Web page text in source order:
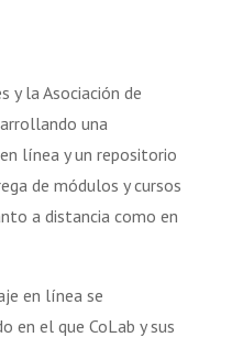
y la Asociación de
una
línea y un repositorio
de módulos y cursos
a distancia como en
en línea se
en el que CoLab y sus